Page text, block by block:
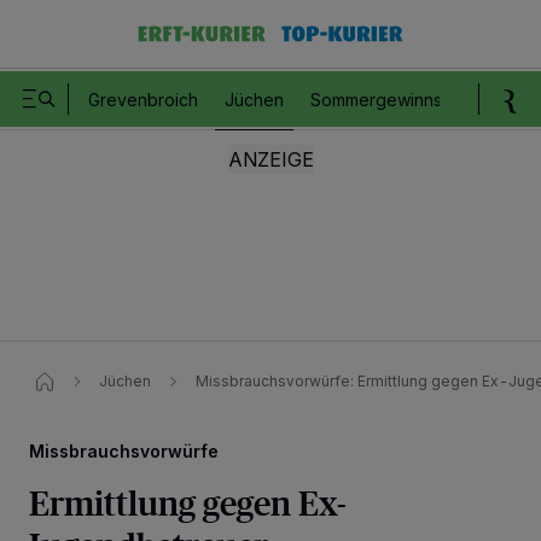
Grevenbroich Jüchen Sommergewinnspiel
Jüchen Missbrauchsvorwürfe: Ermittlung gegen Ex-
Missbrauchsvorwürfe
Ermittlung gegen Ex-